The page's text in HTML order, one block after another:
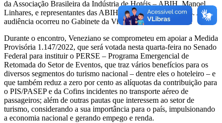
da Associação Brasileira da Indústria de Hotéis – ABIH, Manoel
Linhares, e representantes das ABIHs dos estados brasileiros. A
audiência ocorreu no Gabinete da Vice-Presidência da Casa.
Durante o encontro, Veneziano se comprometeu em apoiar a Medida
Provisória 1.147/2022, que será votada nesta quarta-feira no Senado
Federal para instituir o PERSE – Programa Emergencial de
Retomada do Setor de Eventos, que traz vários benefícios para os
diversos segmentos do turismo nacional – dentre eles o hoteleiro – e
que também reduz a zero por cento as alíquotas da contribuição para
o PIS/PASEP e da Cofins incidentes no transporte aéreo de
passageiros; além de outras pautas que interessem ao setor de
turismo, considerando a sua importância para o país, impulsionando
a economia nacional e gerando empego e renda.